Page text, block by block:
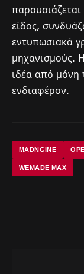
είδος,
εντυπωσιακά
μηχανισμούς.
ιδέα από μόνη
ενδιαφέρον.
MADNGINE
WEMADE MAX